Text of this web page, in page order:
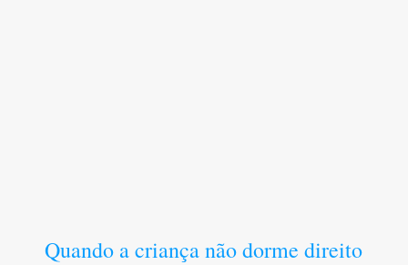
Quando a criança não dorme direito